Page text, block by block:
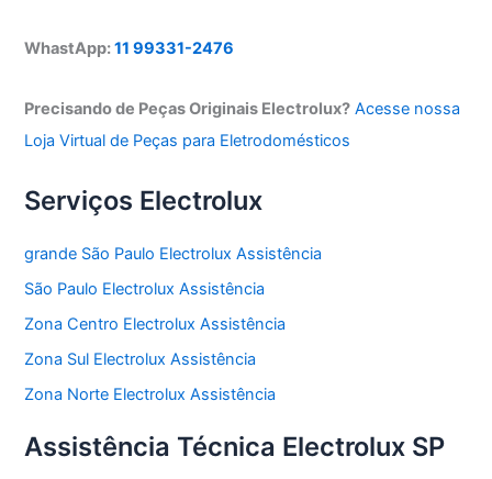
WhastApp:11 99331-2476
Precisando de Peças Originais Electrolux? Acesse nossa
Loja Virtual de Peças para Eletrodomésticos
Serviços Electrolux
grande São Paulo Electrolux Assistência
São Paulo Electrolux Assistência
Zona Centro Electrolux Assistência
Zona Sul Electrolux Assistência
Zona Norte Electrolux Assistência
Assistência Técnica Electrolux SP